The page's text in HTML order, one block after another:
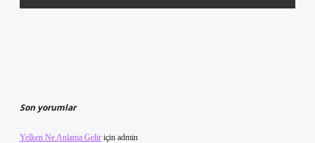
Son yorumlar
Yelken Ne Anlama Gelir için admin